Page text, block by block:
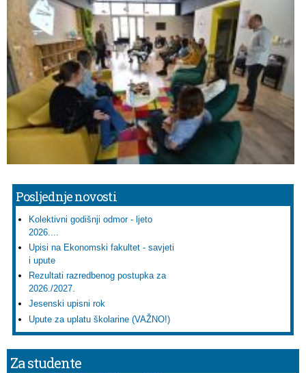
Posljednje novosti
Kolektivni godišnji odmor - ljeto
2026....
Upisi na Ekonomski fakultet - savjeti
i upute
Rezultati razredbenog postupka za
2026./2027.
Jesenski upisni rok
Upute za uplatu školarine (VAŽNO!)
Za studente